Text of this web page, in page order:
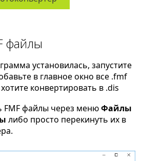
файлы
установилась, запустите
в главное окно все .fmf
конвертировать в .dis
файлы через менюФайлы
либо просто перекинуть их в